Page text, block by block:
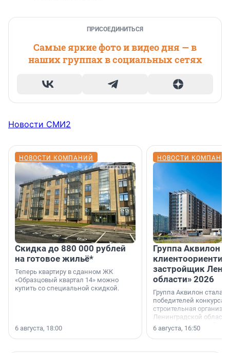
ПРИСОЕДИНИТЬСЯ
Самые яркие фото и видео дня — в
наших группах в социальных сетях
Новости СМИ2
НОВОСТИ КОМПАНИЙ
Скидка до 880 000 рублей
на готовое жильё*
Теперь квартиру в сданном ЖК
«Образцовый квартал 14» можно
купить со специальной скидкой.
6 августа, 18:00
НОВОСТИ
Группа Аквилон
застройщик
области» 2026
Группа Аквилон стала
победителей конкурса
строительная
Ленинградской области
номинации «Самый
застройщик
6 августа, 16:50